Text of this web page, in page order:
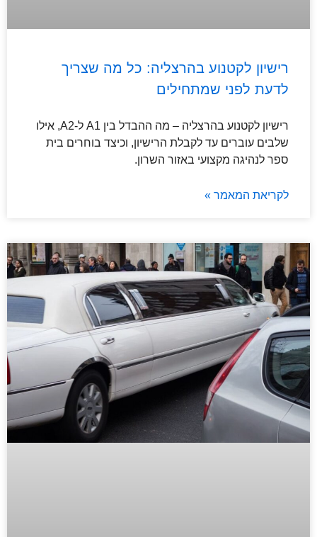
רישיון לקטנוע בהרצליה: כל מה שצריך
לדעת לפני שמתחילים
רישיון לקטנוע בהרצליה – מה ההבדל בין A1 ל-A2, אילו
שלבים עוברים עד לקבלת הרישיון, וכיצד בוחרים בית
ספר לנהיגה מקצועי באזור השרון.
לקריאת המאמר »